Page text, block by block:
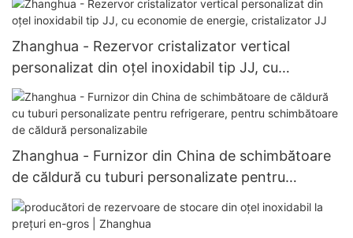
Zhanghua - Rezervor cristalizator vertical
personalizat din oțel inoxidabil tip JJ, cu
economie de energie, cristalizator JJ
Zhanghua - Furnizor din China de schimbătoare
de căldură cu tuburi personalizate pentru
refrigerare, pentru schimbătoare de căldură
personalizabile